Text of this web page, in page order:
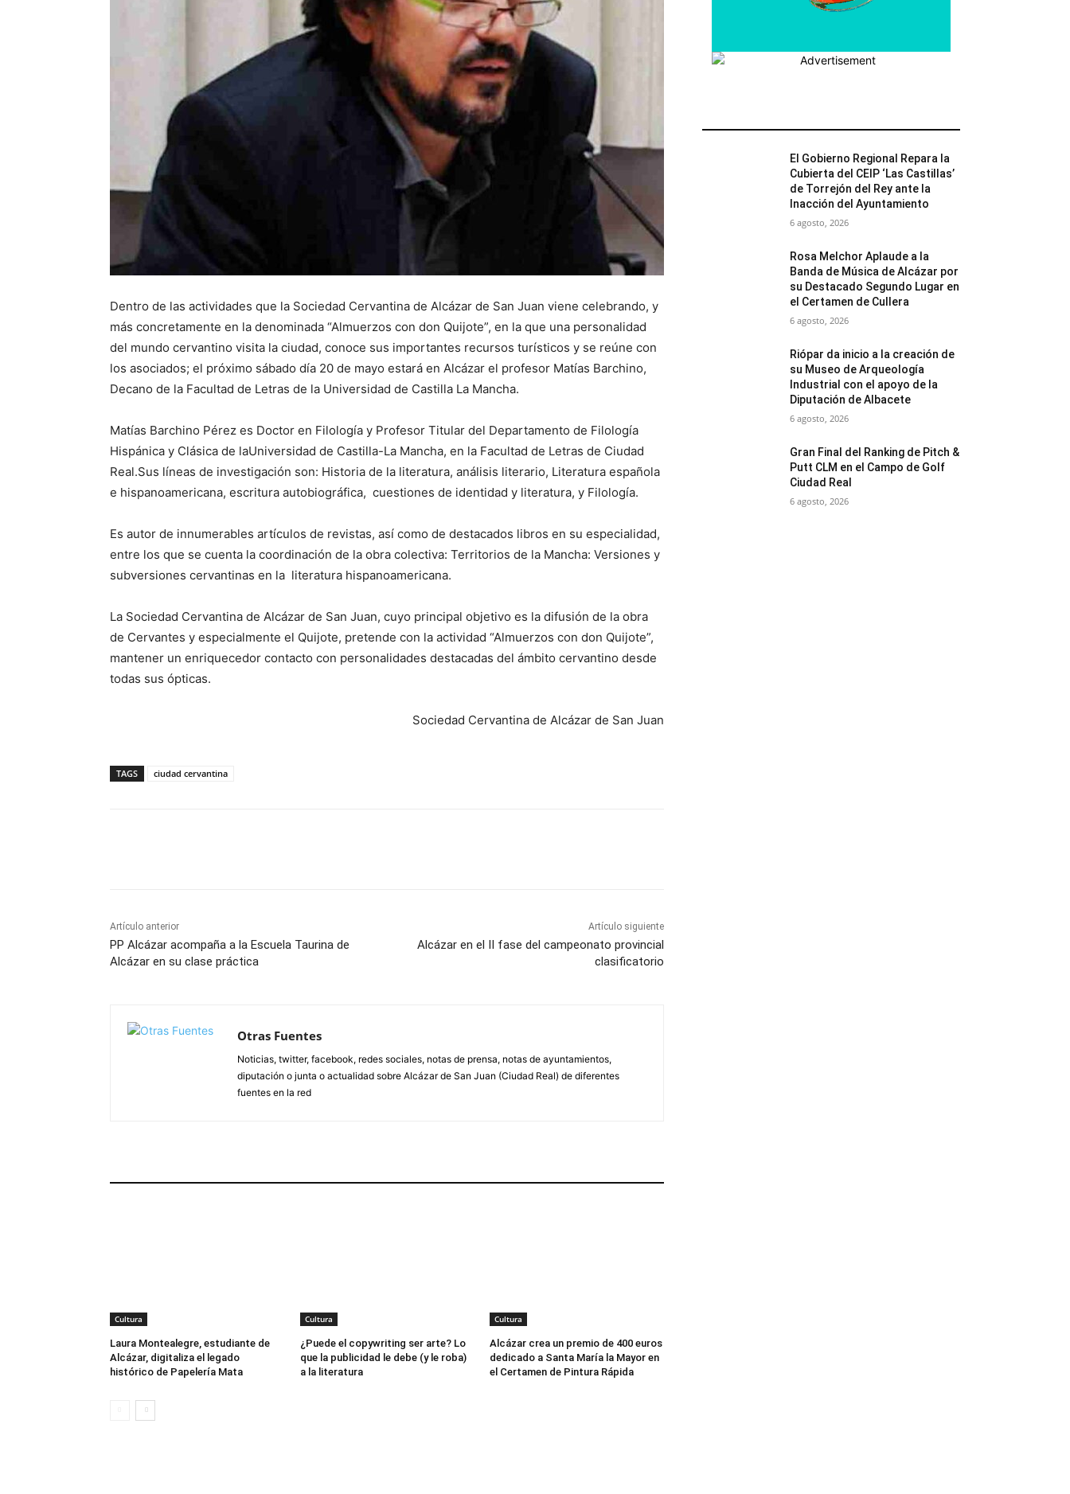
Dentro de las actividades que la Sociedad Cervantina de Alcázar de San Juan viene celebrando, y
más concretamente en la denominada “Almuerzos con don Quijote”, en la que una personalidad
del mundo cervantino visita la ciudad, conoce sus importantes recursos turísticos y se reúne con
los asociados; el próximo sábado día 20 de mayo estará en Alcázar el profesor Matías Barchino,
Decano de la Facultad de Letras de la Universidad de Castilla La Mancha.
Matías Barchino Pérez es Doctor en Filología y Profesor Titular del Departamento de Filología
Hispánica y Clásica de laUniversidad de Castilla-La Mancha, en la Facultad de Letras de Ciudad
Real.Sus líneas de investigación son: Historia de la literatura, análisis literario, Literatura española
e hispanoamericana, escritura autobiográfica, cuestiones de identidad y literatura, y Filología.
Es autor de innumerables artículos de revistas, así como de destacados libros en su especialidad,
entre los que se cuenta la coordinación de la obra colectiva: Territorios de la Mancha: Versiones y
subversiones cervantinas en la literatura hispanoamericana.
La Sociedad Cervantina de Alcázar de San Juan, cuyo principal objetivo es la difusión de la obra
de Cervantes y especialmente el Quijote, pretende con la actividad “Almuerzos con don Quijote”,
mantener un enriquecedor contacto con personalidades destacadas del ámbito cervantino desde
todas sus ópticas.
Sociedad Cervantina de Alcázar de San Juan
TAGS ciudad cervantina
Artículo anterior
PP Alcázar acompaña a la Escuela Taurina de
Alcázar en su clase práctica
Artículo siguiente
Alcázar en el II fase del campeonato provincial
clasificatorio
Otras Fuentes
Noticias, twitter, facebook, redes sociales, notas de prensa, notas de ayuntamientos,
diputación o junta o actualidad sobre Alcázar de San Juan (Ciudad Real) de diferentes
fuentes en la red
Cultura
Laura Montealegre, estudiante de
Alcázar, digitaliza el legado
histórico de Papelería Mata
Cultura
¿Puede el copywriting ser arte? Lo
que la publicidad le debe (y le roba)
a la literatura
Cultura
Alcázar crea un premio de 400 euros
dedicado a Santa María la Mayor en
el Certamen de Pintura Rápida
El Gobierno Regional Repara la
Cubierta del CEIP ‘Las Castillas’
de Torrejón del Rey ante la
Inacción del Ayuntamiento
6 agosto, 2026
Rosa Melchor Aplaude a la
Banda de Música de Alcázar por
su Destacado Segundo Lugar en
el Certamen de Cullera
6 agosto, 2026
Riópar da inicio a la creación de
su Museo de Arqueología
Industrial con el apoyo de la
Diputación de Albacete
6 agosto, 2026
Gran Final del Ranking de Pitch &
Putt CLM en el Campo de Golf
Ciudad Real
6 agosto, 2026